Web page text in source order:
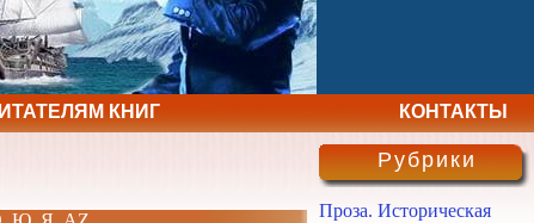
КНИГ КОНТАКТЫ
Рубрики
Проза. Историческая